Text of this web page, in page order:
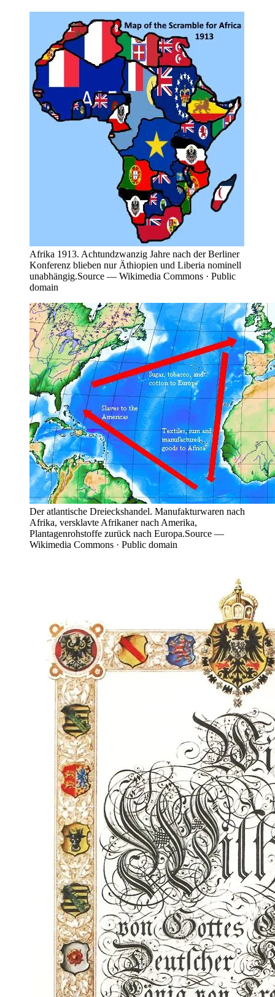
Afrika 1913. Achtundzwanzig Jahre nach der Berliner
Konferenz blieben nur Äthiopien und Liberia nominell
unabhängig.Source — Wikimedia Commons · Public
domain
Der atlantische Dreieckshandel. Manufakturwaren nach
Afrika, versklavte Afrikaner nach Amerika,
Plantagenrohstoffe zurück nach Europa.Source —
Wikimedia Commons · Public domain